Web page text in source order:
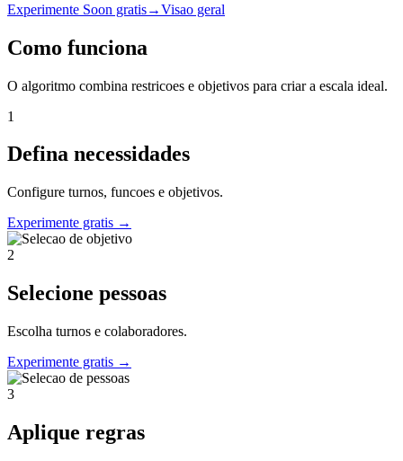
Experimente Soon gratis→Visao geral
Como funciona
O algoritmo combina restricoes e objetivos para criar a escala ideal.
1
Defina necessidades
Configure turnos, funcoes e objetivos.
Experimente gratis →
2
Selecione pessoas
Escolha turnos e colaboradores.
Experimente gratis →
3
Aplique regras